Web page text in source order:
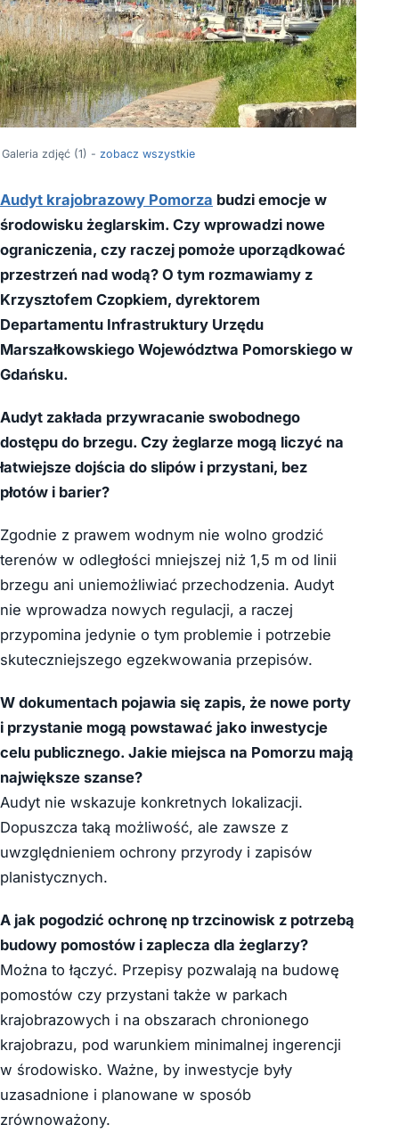
Galeria zdjęć (1) - zobacz wszystkie
Audyt krajobrazowy Pomorza budzi emocje w
środowisku żeglarskim. Czy wprowadzi nowe
ograniczenia, czy raczej pomoże uporządkować
przestrzeń nad wodą? O tym rozmawiamy z
Krzysztofem Czopkiem, dyrektorem
Departamentu Infrastruktury Urzędu
Marszałkowskiego Województwa Pomorskiego w
Gdańsku.
Audyt zakłada przywracanie swobodnego
dostępu do brzegu. Czy żeglarze mogą liczyć na
łatwiejsze dojścia do slipów i przystani, bez
płotów i barier?
Zgodnie z prawem wodnym nie wolno grodzić
terenów w odległości mniejszej niż 1,5 m od linii
brzegu ani uniemożliwiać przechodzenia. Audyt
nie wprowadza nowych regulacji, a raczej
przypomina jedynie o tym problemie i potrzebie
skuteczniejszego egzekwowania przepisów.
W dokumentach pojawia się zapis, że nowe porty
i przystanie mogą powstawać jako inwestycje
celu publicznego. Jakie miejsca na Pomorzu mają
największe szanse?
Audyt nie wskazuje konkretnych lokalizacji.
Dopuszcza taką możliwość, ale zawsze z
uwzględnieniem ochrony przyrody i zapisów
planistycznych.
A jak pogodzić ochronę np trzcinowisk z potrzebą
budowy pomostów i zaplecza dla żeglarzy?
Można to łączyć. Przepisy pozwalają na budowę
pomostów czy przystani także w parkach
krajobrazowych i na obszarach chronionego
krajobrazu, pod warunkiem minimalnej ingerencji
w środowisko. Ważne, by inwestycje były
uzasadnione i planowane w sposób
zrównoważony.